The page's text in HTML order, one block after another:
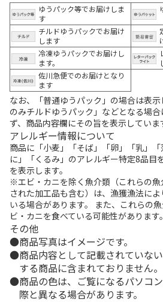
ゆうパック等でお届けしま
す
チルドゆうパックでお届け
します
冷凍ゆうパックでお届けし
ます。
佐川急便でのお届けとなり
ます
なお、「普通ゆうパック」の場合は表
のみチルドゆうパック」などとなる場
ず、商品内容欄にその旨を表示していま
アレルギー情報について
商品に「小麦」「そば」「卵」「乳」
に」「くるみ」のアレルギー特定8品目
を表示します。
※エビ・カニを除く魚介類（これらの
された加工品も含む）は、漁獲漁法に
いる場合があります。 また、これらの
ビ・カニを食べている可能性があります。
その他
商品写真はイメージです。
商品内容として記載されていな
する商品に含まれておりません。
商品の色は、ご覧になるパソコ
際と異なる場合があります。